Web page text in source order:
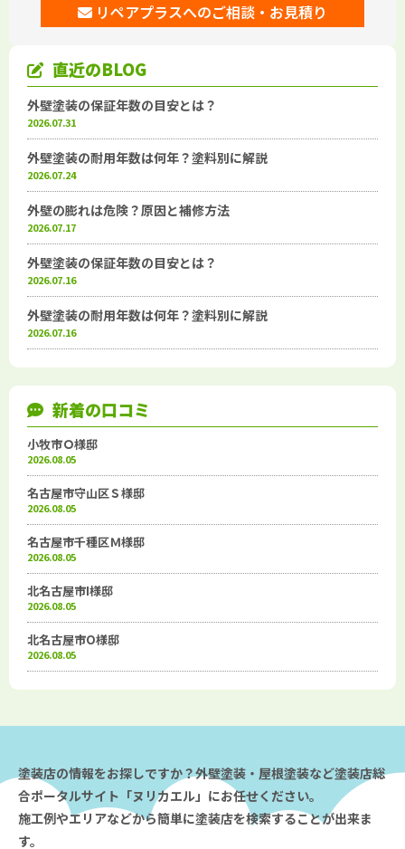
リペアプラスへのご相談・お見積り
直近のBLOG
外壁塗装の保証年数の目安とは？
2026.07.31
外壁塗装の耐用年数は何年？塗料別に解説
2026.07.24
外壁の膨れは危険？原因と補修方法
2026.07.17
外壁塗装の保証年数の目安とは？
2026.07.16
外壁塗装の耐用年数は何年？塗料別に解説
2026.07.16
新着の口コミ
小牧市Ｏ様邸
2026.08.05
名古屋市守山区Ｓ様邸
2026.08.05
名古屋市千種区Ｍ様邸
2026.08.05
北名古屋市I様邸
2026.08.05
北名古屋市O様邸
2026.08.05
塗装店の情報をお探しですか？外壁塗装・屋根塗装など塗装店総
合ポータルサイト「ヌリカエル」にお任せください。
施工例やエリアなどから簡単に塗装店を検索することが出来ま
す。